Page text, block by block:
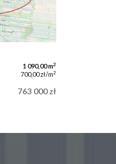
1 090,00 m2
700,00 zł/m2
763 000 zł